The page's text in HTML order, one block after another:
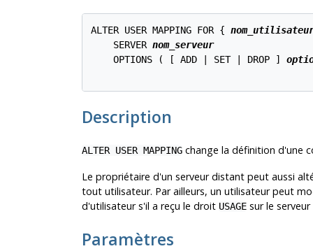
ALTER USER MAPPING FOR {
    SERVER
nom_serveur
    OPTIONS ( [ ADD | SET | DROP ]
Description
ALTER USER MAPPINGchange la définition d'une
Le propriétaire d'un serveur distant peut aussi
tout utilisateur. Par ailleurs, un utilisateur peut
d'utilisateur s'il a reçu le droit USAGEsur le
Paramètres